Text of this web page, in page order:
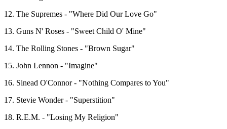
12. The Supremes - "Where Did Our Love Go"
13. Guns N' Roses - "Sweet Child O' Mine"
14. The Rolling Stones - "Brown Sugar"
15. John Lennon - "Imagine"
16. Sinead O'Connor - "Nothing Compares to You"
17. Stevie Wonder - "Superstition"
18. R.E.M. - "Losing My Religion"